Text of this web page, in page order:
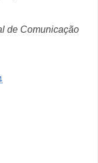
de Comunicação